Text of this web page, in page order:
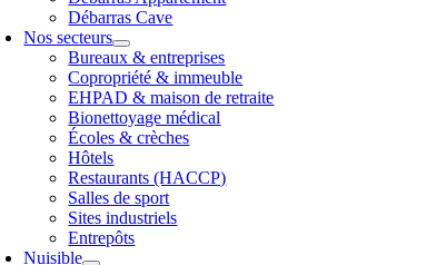
Débarras Cave
Nos secteurs
Bureaux & entreprises
Copropriété & immeuble
EHPAD & maison de retraite
Bionettoyage médical
Écoles & crèches
Hôtels
Restaurants (HACCP)
Salles de sport
Sites industriels
Entrepôts
Nuisible